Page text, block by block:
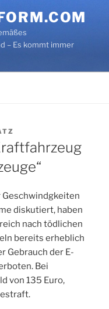
– Es kommt immer
Geschwindgkeiten
diskutiert, haben
nach tödlichen
bereits erheblich
Gebrauch der E-
Bei
von 135 Euro,